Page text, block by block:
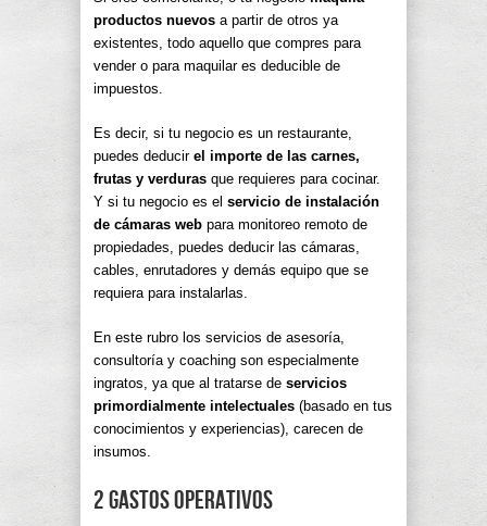
productos nuevos a partir de otros ya
existentes, todo aquello que compres para
vender o para maquilar es deducible de
impuestos.
Es decir, si tu negocio es un restaurante,
puedes deducir el importe de las carnes,
frutas y verduras que requieres para cocinar.
Y si tu negocio es el servicio de instalación
de cámaras web para monitoreo remoto de
propiedades, puedes deducir las cámaras,
cables, enrutadores y demás equipo que se
requiera para instalarlas.
En este rubro los servicios de asesoría,
consultoría y coaching son especialmente
ingratos, ya que al tratarse de servicios
primordialmente intelectuales (basado en tus
conocimientos y experiencias), carecen de
insumos.
2 Gastos operativos